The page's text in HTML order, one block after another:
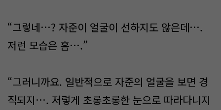
“그렇네…? 자준이 얼굴이 선하지도 않은데….
저런 모습은 흠….”
“그러니까요. 일반적으로 자준의 얼굴을 보면 경
직되지…. 저렇게 초롱초롱한 눈으로 따라다니지